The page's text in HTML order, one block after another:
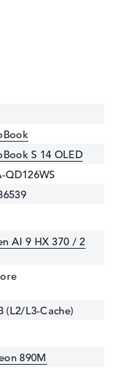
S 14 OLED
QD126WS
AI 9 HX 370 / 2
(L2/L3-Cache)
890M